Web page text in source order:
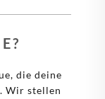
die deine
Wir stellen